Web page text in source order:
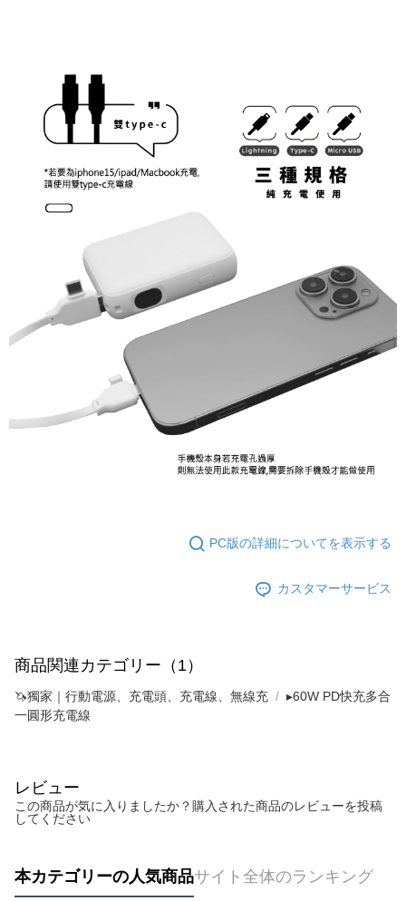
PC版の詳細についてを表示する
カスタマーサービス
商品関連カテゴリー（1）
🦄獨家｜行動電源、充電頭、充電線、無線充
▸60W PD快充多合
一圓形充電線
レビュー
この商品が気に入りましたか？購入された商品のレビューを投稿
してください
本カテゴリーの人気商品サイト全体のランキング